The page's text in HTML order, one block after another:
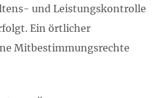
und Leistungskontrolle
Ein örtlicher
Mitbestimmungsrechte